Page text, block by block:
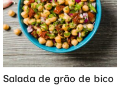
Salada de grão de bico